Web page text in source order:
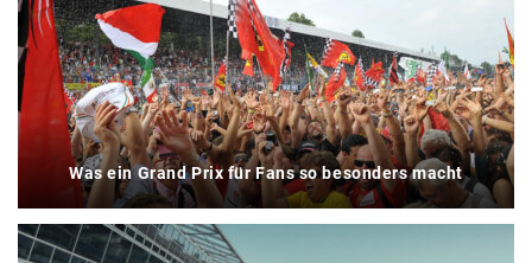
Was ein Grand Prix für Fans so besonders macht